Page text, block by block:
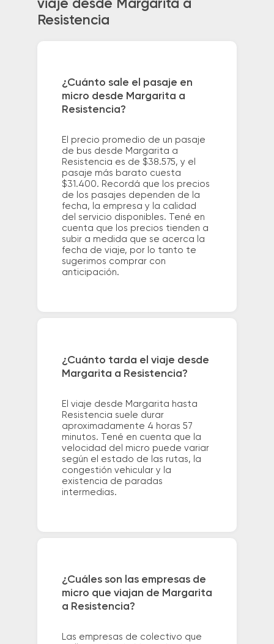
viaje desde Margarita a
Resistencia
¿Cuánto sale el pasaje en
micro desde Margarita a
Resistencia?
El precio promedio de un pasaje
de bus desde Margarita a
Resistencia es de $38.575, y el
pasaje más barato cuesta
$31.400. Recordá que los precios
de los pasajes dependen de la
fecha, la empresa y la calidad
del servicio disponibles. Tené en
cuenta que los precios tienden a
subir a medida que se acerca la
fecha de viaje, por lo tanto te
sugerimos comprar con
anticipación.
¿Cuánto tarda el viaje desde
Margarita a Resistencia?
El viaje desde Margarita hasta
Resistencia suele durar
aproximadamente 4 horas 57
minutos. Tené en cuenta que la
velocidad del micro puede variar
según el estado de las rutas, la
congestión vehicular y la
existencia de paradas
intermedias.
¿Cuáles son las empresas de
micro que viajan de Margarita
a Resistencia?
Las empresas de colectivo que